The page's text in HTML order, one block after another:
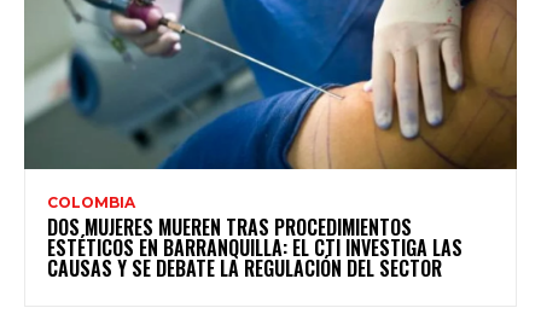
COLOMBIA
DOS MUJERES MUEREN TRAS PROCEDIMIENTOS
ESTÉTICOS EN BARRANQUILLA: EL CTI INVESTIGA LAS
CAUSAS Y SE DEBATE LA REGULACIÓN DEL SECTOR